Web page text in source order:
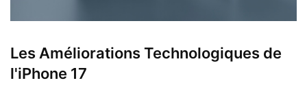
Les Améliorations Technologiques de
l'iPhone 17